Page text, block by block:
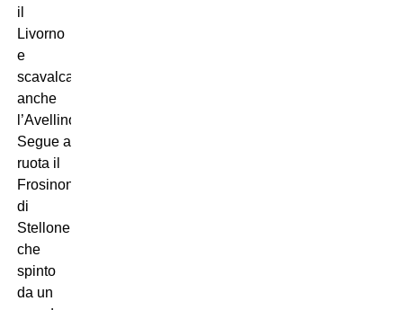
il
Livorno
e
scavalcando
anche
l’Avellino.
Segue a
ruota il
Frosinone
di
Stellone,
che
spinto
da un